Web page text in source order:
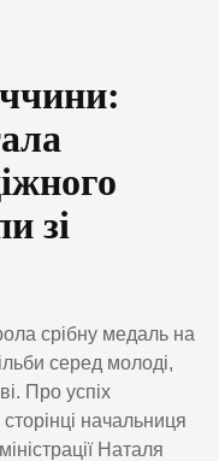
зі
срібну медаль на
серед молоді,
Про успіх
начальниця
Наталя